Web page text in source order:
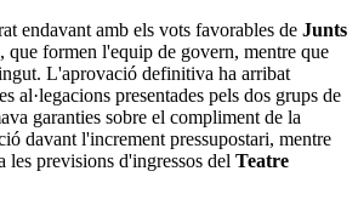
endavant amb els vots favorables de Junts
, que formen l'equip de govern, mentre que
L'aprovació definitiva ha arribat
al·legacions presentades pels dos grups de
garanties sobre el compliment de la
davant l'increment pressupostari, mentre
les previsions d'ingressos del Teatre